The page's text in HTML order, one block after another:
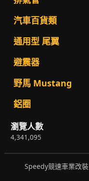
汽車百貨類
通用型 尾翼
避震器
野馬 Mustang
鋁圈
瀏覽人數
4,341,095
Speedy競速車業改裝